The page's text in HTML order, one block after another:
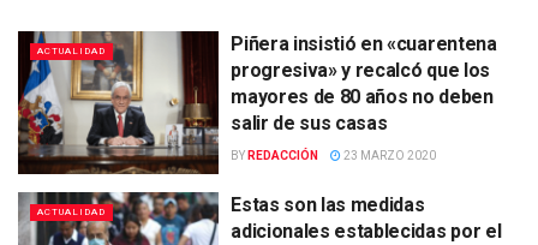
ACTUALIDAD
Piñera insistió en «cuarentena
progresiva» y recalcó que los
mayores de 80 años no deben
salir de sus casas
BY REDACCIÓN 23 MARZO 2020
ACTUALIDAD
Estas son las medidas
adicionales establecidas por el